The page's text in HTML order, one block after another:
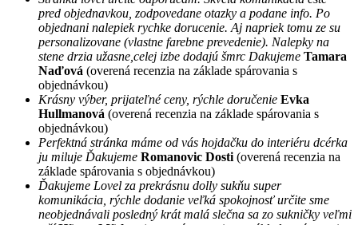
pred objednavkou, zodpovedane otazky a podane info. Po
objednani nalepiek rychke dorucenie. Aj napriek tomu ze su
personalizovane (vlastne farebne prevedenie). Nalepky na
stene drzia užasne,celej izbe dodajú šmrc Dakujeme Tamara
Naďová (overená recenzia na základe spárovania s
objednávkou)
Krásny výber, prijateľné ceny, rýchle doručenie Evka
Hullmanová (overená recenzia na základe spárovania s
objednávkou)
Perfektná stránka máme od vás hojdačku do interiéru dcérka
ju miluje Ďakujeme Romanovic Dosti (overená recenzia na
základe spárovania s objednávkou)
Ďakujeme Lovel za prekrásnu dolly sukňu super
komunikácia, rýchle dodanie veľká spokojnosť určite sme
neobjednávali posledný krát malá slečna sa zo sukničky veľmi